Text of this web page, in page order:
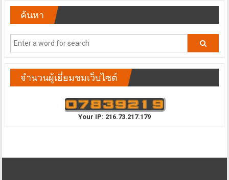
ค้นหา
จำนวนผู้เยี่ยมชมเว็บไซต์
Your IP: 216.73.217.179